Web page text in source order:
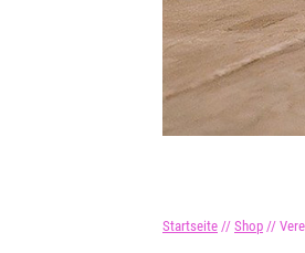
Startseite // Shop //